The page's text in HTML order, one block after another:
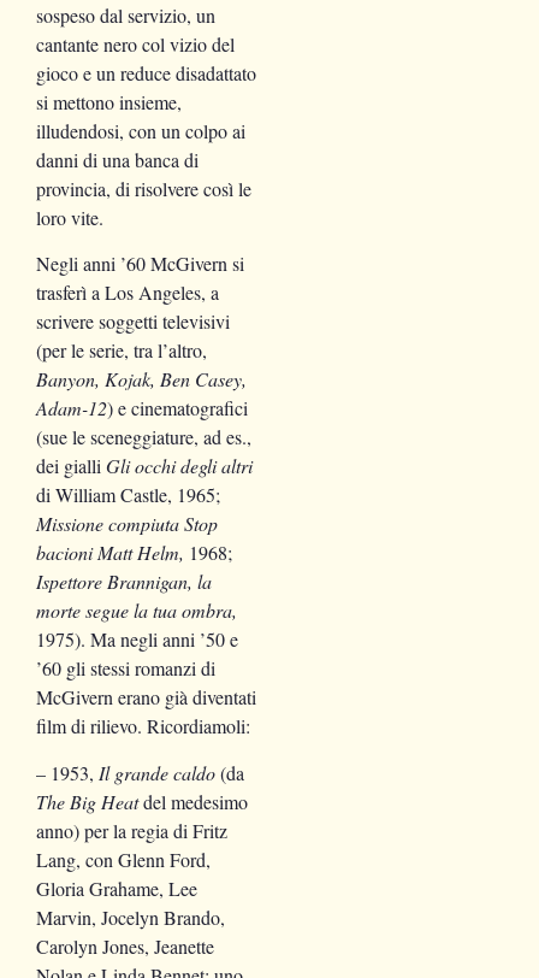
sospeso dal servizio, un
cantante nero col vizio del
gioco e un reduce disadattato
si mettono insieme,
illudendosi, con un colpo ai
danni di una banca di
provincia, di risolvere così le
loro vite.
Negli anni ’60 McGivern si
trasferì a Los Angeles, a
scrivere soggetti televisivi
(per le serie, tra l’altro,
Banyon, Kojak, Ben Casey,
Adam-12) e cinematografici
(sue le sceneggiature, ad es.,
dei gialli Gli occhi degli altri
di William Castle, 1965;
Missione compiuta Stop
bacioni Matt Helm, 1968;
Ispettore Brannigan, la
morte segue la tua ombra,
1975). Ma negli anni ’50 e
’60 gli stessi romanzi di
McGivern erano già diventati
film di rilievo. Ricordiamoli:
– 1953, Il grande caldo(da
The Big Heatdel medesimo
anno) per la regia di Fritz
Lang, con Glenn Ford,
Gloria Grahame, Lee
Marvin, Jocelyn Brando,
Carolyn Jones, Jeanette